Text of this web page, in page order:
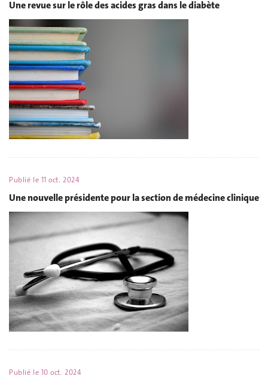
Une revue sur le rôle des acides gras dans le diabète
Publié le 11 oct. 2024
Une nouvelle présidente pour la section de médecine clinique
Publié le 10 oct. 2024